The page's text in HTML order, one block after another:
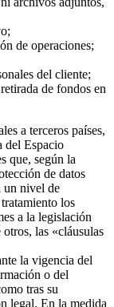
de operaciones;
del cliente;
de fondos en
a terceros países,
del Espacio
que, según la
de datos
un nivel de
los
a la legislación
las «cláusulas
la vigencia del
o del
tras su
legal. En la medida